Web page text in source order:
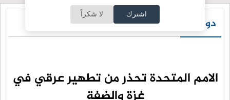
اشترك لا شكراً
دولي
الامم المتحدة تحذر من تطهير عرقي في